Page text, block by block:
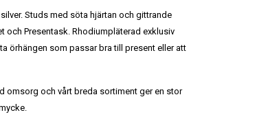
Studs med söta hjärtan och gittrande
och Presentask. Rhodiumpläterad exklusiv
örhängen som passar bra till present eller att
omsorg och vårt breda sortiment ger en stor